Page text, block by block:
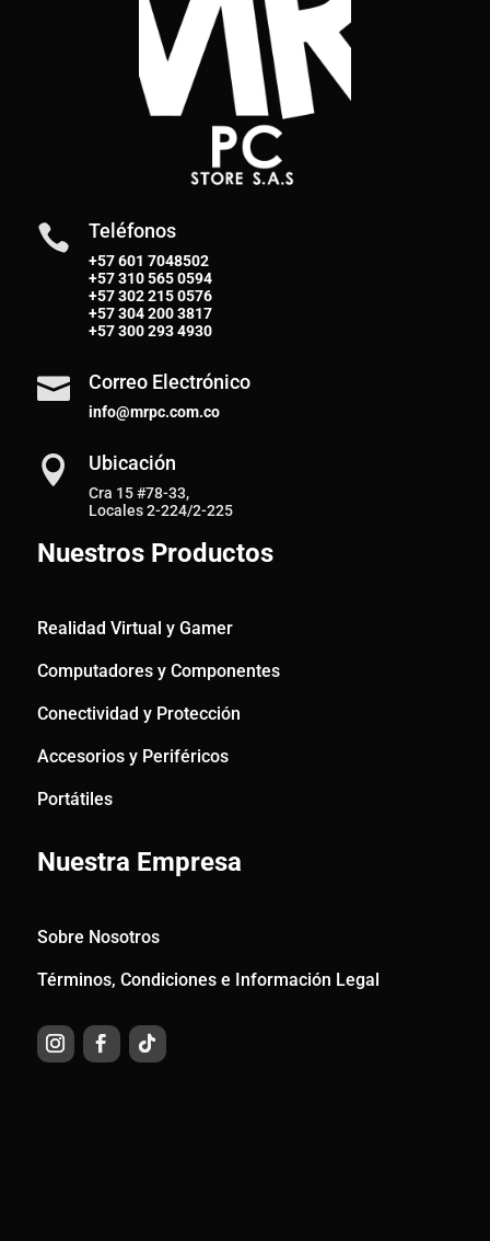
 Teléfonos
+57 601 7048502
+57310 565 0594
+57302 215 0576
+57304 200 3817
+57300 293 4930
 Correo Electrónico
info@mrpc.com.co
 Ubicación
Cra 15 #78-33,
Locales 2-224/2-225
Nuestros Productos
Realidad Virtual y Gamer
Computadores y Componentes
Conectividad y Protección
Accesorios y Periféricos
Portátiles
Nuestra Empresa
Sobre Nosotros
Términos, Condiciones e Información Legal